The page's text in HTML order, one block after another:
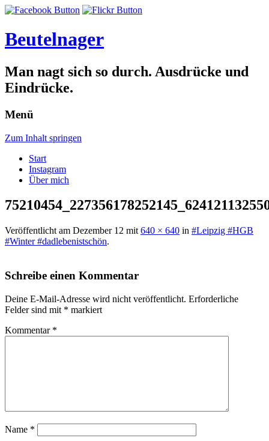
Beutelnager
Man nagt sich so durch. Ausdrücke und
Eindrücke.
Menü
Zum Inhalt springen
Start
Instagram
Über mich
Veröffentlicht am Dezember 12 mit 640 × 640 in #Leipzig #HGB
#Winter #dadlebenistschön.
Schreibe einen Kommentar
Deine E-Mail-Adresse wird nicht veröffentlicht. Erforderliche
Felder sind mit * markiert
Kommentar *
Name *